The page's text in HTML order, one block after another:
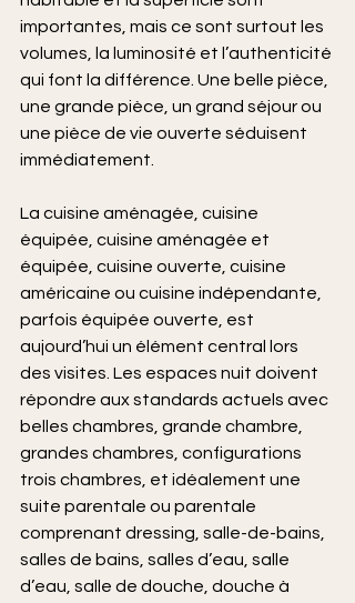
importantes, mais ce sont surtout les
volumes, la luminosité et l’authenticité
qui font la différence. Une belle pièce,
une grande pièce, un grand séjour ou
une pièce de vie ouverte séduisent
immédiatement.
La cuisine aménagée, cuisine
équipée, cuisine aménagée et
équipée, cuisine ouverte, cuisine
américaine ou cuisine indépendante,
parfois équipée ouverte, est
aujourd’hui un élément central lors
des visites. Les espaces nuit doivent
répondre aux standards actuels avec
belles chambres, grande chambre,
grandes chambres, configurations
trois chambres, et idéalement une
suite parentale ou parentale
comprenant dressing, salle-de-bains,
salles de bains, salles d’eau, salle
d’eau, salle de douche, douche à